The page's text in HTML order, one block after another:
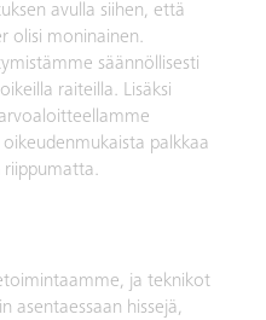
avulla siihen, että
olisi moninainen.
säännöllisesti
raiteilla. Lisäksi
palkkaa
riippumatta.
ja teknikot
asentaessaan hissejä,